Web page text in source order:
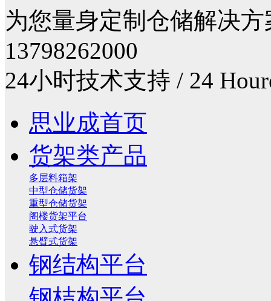
为您量身定制仓储解决方
13798262000
24小时技术支持 / 24
思业成首页
货架类产品
多层料箱架
中型仓储货架
重型仓储货架
阁楼货架平台
驶入式货架
悬臂式货架
钢结构平台